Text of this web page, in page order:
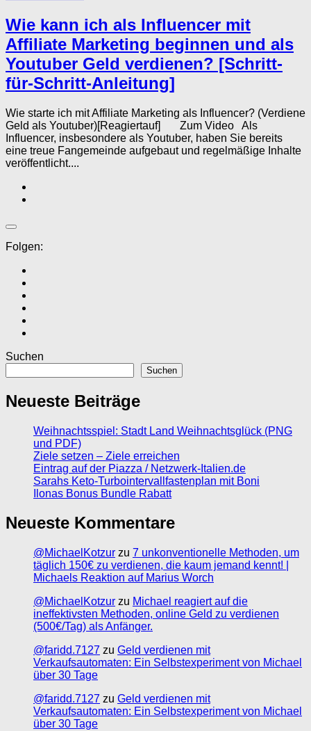
Wie kann ich als Influencer mit
Affiliate Marketing beginnen und als
Youtuber Geld verdienen? [Schritt-
für-Schritt-Anleitung]
Wie starte ich mit Affiliate Marketing als Influencer? (Verdiene
Geld als Youtuber)[Reagiertauf] Zum Video Als
Influencer, insbesondere als Youtuber, haben Sie bereits
eine treue Fangemeinde aufgebaut und regelmäßige Inhalte
veröffentlicht....
Folgen:
Suchen
Suchen
Neueste Beiträge
Weihnachtsspiel: Stadt Land Weihnachtsglück (PNG
und PDF)
Ziele setzen – Ziele erreichen
Eintrag auf der Piazza / Netzwerk-Italien.de
Sarahs Keto-Turbointervallfastenplan mit Boni
Ilonas Bonus Bundle Rabatt
Neueste Kommentare
@MichaelKotzur zu 7 unkonventionelle Methoden, um
täglich 150€ zu verdienen, die kaum jemand kennt! |
Michaels Reaktion auf Marius Worch
@MichaelKotzur zu Michael reagiert auf die
ineffektivsten Methoden, online Geld zu verdienen
(500€/Tag) als Anfänger.
@faridd.7127 zu Geld verdienen mit
Verkaufsautomaten: Ein Selbstexperiment von Michael
über 30 Tage
@faridd.7127 zu Geld verdienen mit
Verkaufsautomaten: Ein Selbstexperiment von Michael
über 30 Tage